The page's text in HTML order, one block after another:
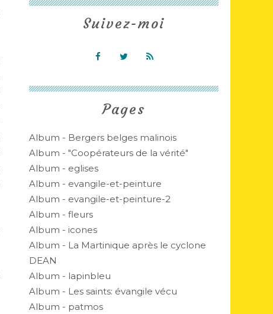
Pages
Album - Bergers belges malinois
Album - "Coopérateurs de la vérité"
Album - eglises
Album - evangile-et-peinture
Album - evangile-et-peinture-2
Album - fleurs
Album - icones
Album - La Martinique après le cyclone
DEAN
Album - lapinbleu
Album - Les saints: évangile vécu
Album - patmos
Suivez-moi